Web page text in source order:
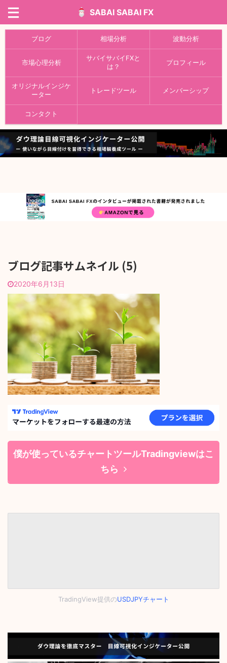
SABAI SABAI FX
ブログ 相場分析 波動分析
市場心理分析
サバイサバイFXと
は？
プロフィール
オリジナルインジケ
ーター
トレードツール メンバーシップ
コンタクト
ブログ記事サムネイル (5)
2020年6月13日
僕が使っているチャートツールTradingviewはこ
ちら
TradingView提供のUSDJPYチャート